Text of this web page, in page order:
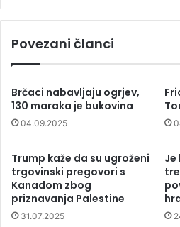
Povezani članci
Brčaci nabavljaju ogrjev,
130 maraka je bukovina
04.09.2025
Trump kaže da su ugroženi
trgovinski pregovori s
Kanadom zbog
priznavanja Palestine
31.07.2025
Je